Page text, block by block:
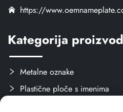
https://
Kategorija
Metalne oznake
Plastične ploče s imenima